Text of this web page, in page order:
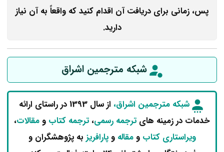
پس، زمانی برای دریافت آن اقدام کنید که واقعاً به آن نیاز
دارید.
شبکه مترجمین اشراق
شبکه مترجمین اشراق،
از سال 1393 در راستای ارائه
خدمات در زمینه های ترجمه رسمی، ترجمه کتاب ومقالات،
ویراستاری کتاب ومقاله وپارافریزبه پژوهشگران و